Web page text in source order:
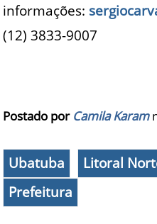
informações:
(12) 3833-9007
Postado por Camila Karam
Ubatuba Litoral
Prefeitura